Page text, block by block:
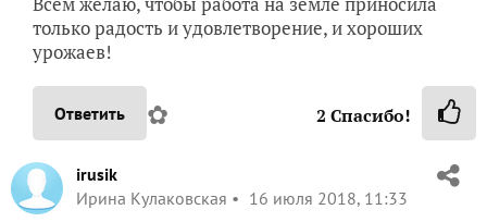
только радость и удовлетворение, и хороших
урожаев!
Ответить ✿ 2 Спасибо!
irusik
Ирина Кулаковская
16 июля 2018, 11:33